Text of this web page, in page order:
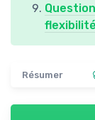
Résumer